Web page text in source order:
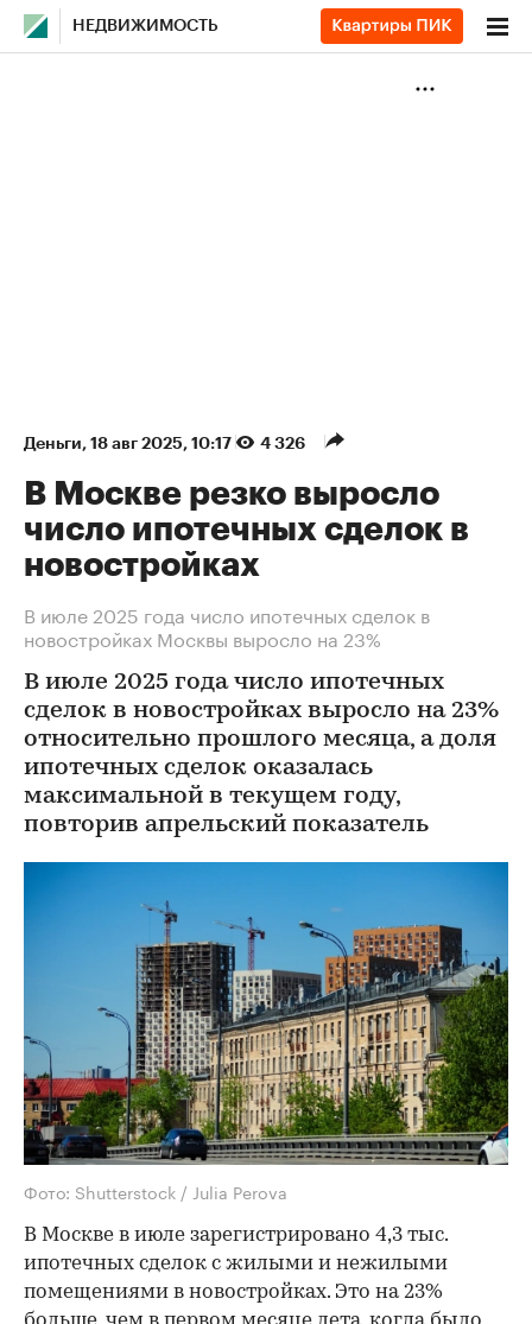
НЕДВИЖИМОСТЬ
Деньги⁠, 18 авг 2025, 10:17 4 326
В Москве резко выросло
число ипотечных сделок в
новостройках
В июле 2025 года число ипотечных сделок в
новостройках Москвы выросло на 23%
В июле 2025 года число ипотечных
сделок в новостройках выросло на 23%
относительно прошлого месяца, а доля
ипотечных сделок оказалась
максимальной в текущем году,
повторив апрельский показатель
Фото: Shutterstock / Julia Perova
В Москве в июле зарегистрировано 4,3 тыс.
ипотечных сделок с жилыми и нежилыми
помещениями в новостройках. Это на 23%